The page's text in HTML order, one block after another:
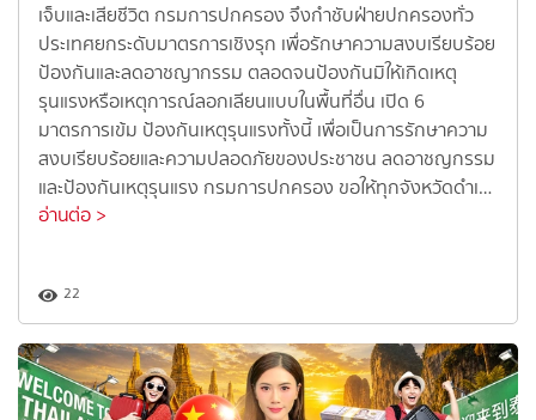
เจ็บและเสียชีวิต กรมการปกครอง จึงกำชับฝ่ายปกครองทั่ว
ประเทศยกระดับมาตรการเชิงรุก เพื่อรักษาความสงบเรียบร้อย
ป้องกันและลดอาชญากรรม ตลอดจนป้องกันมิให้เกิดเหตุ
รุนแรงหรือเหตุการณ์ลอกเลียนแบบในพื้นที่อื่น เปิด 6
มาตรการเข้ม ป้องกันเหตุรุนแรงทั้งนี้ เพื่อเป็นการรักษาความ
สงบเรียบร้อยและความปลอดภัยของประชาชน ลดอาชญกรรม
และป้องกันเหตุรุนแรง กรมการปกครอง ขอให้ทุกจังหวัดดำเ…
อ่านต่อ >
22